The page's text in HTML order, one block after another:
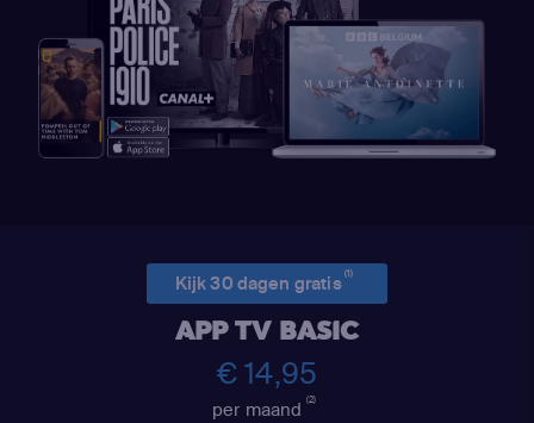
Kijk 30 dagen gratis(1)
APP TV BASIC
€ 14,95
per maand(2)